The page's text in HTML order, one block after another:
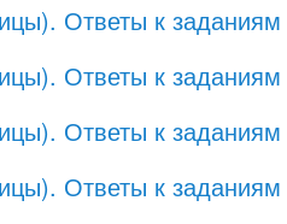
Ответы к заданиям
Ответы к заданиям
Ответы к заданиям
Ответы к заданиям